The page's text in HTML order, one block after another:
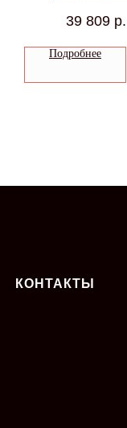
39 809 р.
Подробнее
КОНТАКТЫ